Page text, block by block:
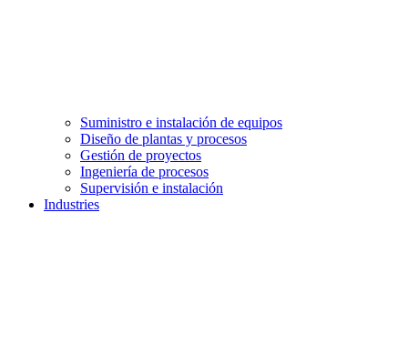
Suministro e instalación de equipos
Diseño de plantas y procesos
Gestión de proyectos
Ingeniería de procesos
Supervisión e instalación
Industries